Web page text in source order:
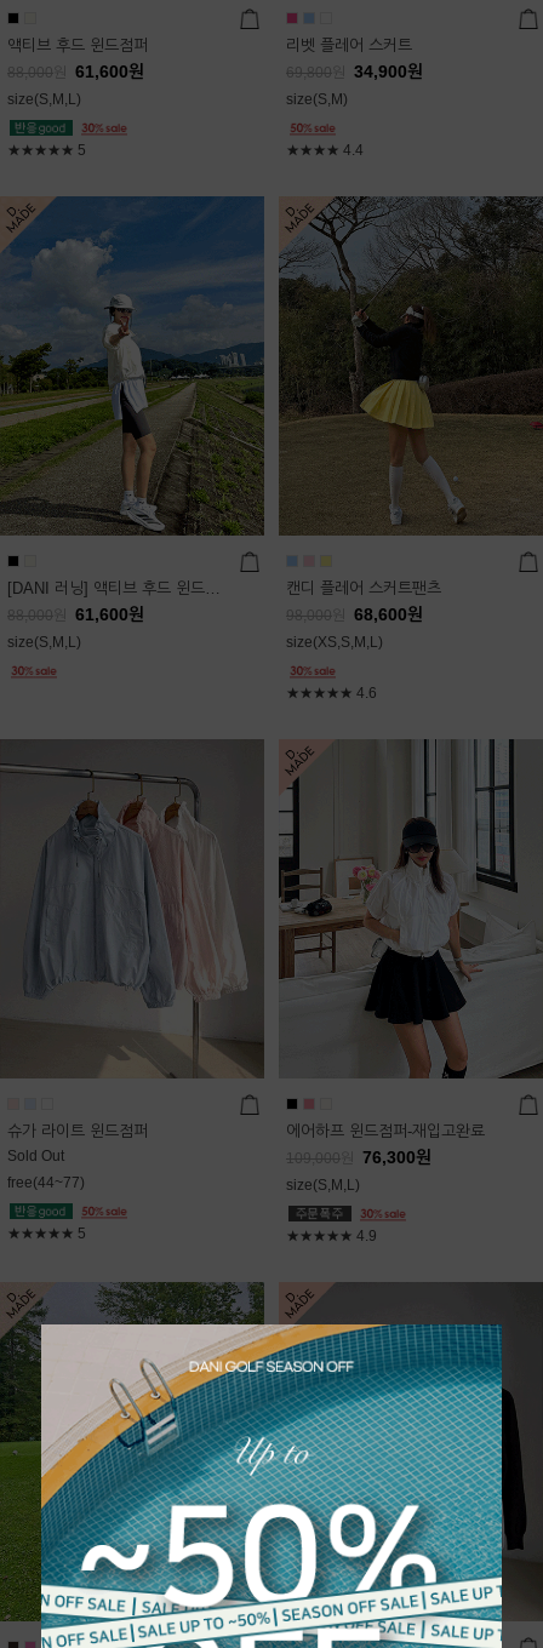
액티브 후드 윈드점퍼
88,000 61,600원
size(S,M,L)
★★★★★ 5
리벳 플레어 스커트
69,800 34,900원
size(S,M)
★★★★ 4.4
[DANI 러닝] 액티브 후드 윈드점퍼
88,000 61,600원
size(S,M,L)
캔디 플레어 스커트팬츠
98,000 68,600원
size(XS,S,M,L)
★★★★★ 4.6
슈가 라이트 윈드점퍼
Sold Out
free(44~77)
★★★★★ 5
에어하프 윈드점퍼-재입고완료
109,000 76,300원
size(S,M,L)
★★★★★ 4.9